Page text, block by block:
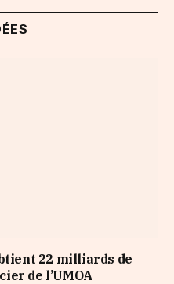
22 milliards de
de l’UMOA